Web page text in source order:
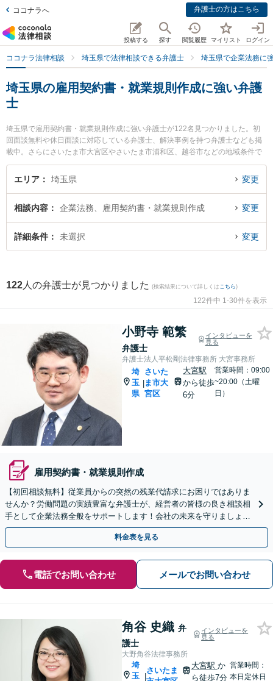
ココナラへ 弁護士の方はこちら
投稿する 探す 閲覧履歴 マイリスト ログイン
ココナラ法律相談 埼玉県で法律相談できる弁護士 埼玉県で企業法務に
埼玉県の雇用契約書・就業規則作成に強い弁護
士
埼玉県で雇用契約書・就業規則作成に強い弁護士が122名見つかりました。初
回面談無料や休日面談に対応している弁護士、解決事例を持つ弁護士なども掲
載中。さらにさいたま市大宮区やさいたま市浦和区、越谷市などの地域条件で
弁護士を絞り込めます。企業法務に関係する顧問弁護士契約や契約書作成・リ
ーガルチェック、雇用契約書・就業規則作成等の細かな分野での絞り込み検索
護士のプロフィール情報や弁護士費用、強みなどが注目されています。『埼玉
県で土日や夜間に発生した雇用契約書・就業規則作成のトラブルを今すぐに弁
護士に相談したい』『雇用契約書・就業規則作成のトラブル解決の実績豊富な
エリア 埼玉県 変更
相談内容 企業法務、雇用契約書・就業規則作成 変更
詳細条件 未選択 変更
122 人の弁護士が見つかりました (検索結果について詳しくは こちら)
122件中 1-30件を表示
小野寺 範繁
弁護士
インタビューを
見る
弁護士法人平松剛法律事務所 大宮事務所
埼
玉
県
|
さいた
ま市大
宮区
大宮駅
から徒歩
6分
営業時間：09:00
~20:00（土曜
日）
雇用契約書・就業規則作成
【初回相談無料】従業員からの突然の残業代請求にお困りではありま
せんか？労働問題の実績豊富な弁護士が、経営者の皆様の良き相談相
手として企業法務全般をサポートします！会社の未来を守りましょう
【電話・WEB相談可】【夜間や休日相談可】
料金表を見る
電話でお問い合わせ メールでお問い合わせ
角谷 史織 弁
護士
インタビューを
見る
大野角谷法律事務所
埼
玉 |
さいたま
大宮駅 か
ら徒歩7分
営業時間：
本日定休日